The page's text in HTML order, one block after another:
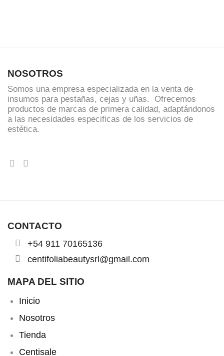
NOSOTROS
Somos una empresa especializada en la venta de
insumos para pestañas, cejas y uñas. Ofrecemos
productos de marcas de primera calidad, adaptándonos
a las necesidades especificas de los servicios de
estética.
CONTACTO
+54 911 70165136
centifoliabeautysrl@gmail.com
MAPA DEL SITIO
Inicio
Nosotros
Tienda
Centisale